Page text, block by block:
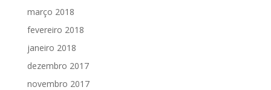
março 2018
fevereiro 2018
janeiro 2018
dezembro 2017
novembro 2017